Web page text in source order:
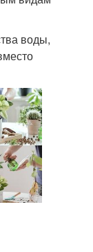
воды,